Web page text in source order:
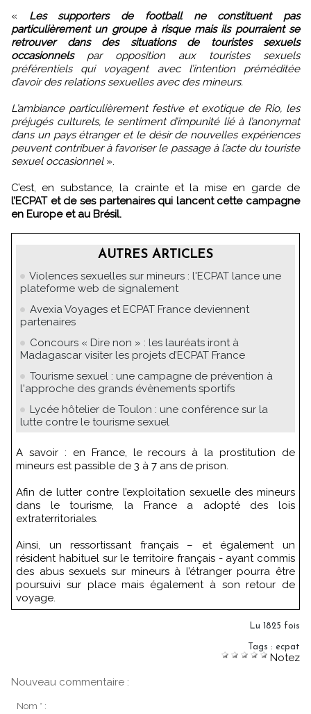
«
Les supporters de football ne constituent pas
particulièrement un groupe à risque mais ils pourraient se
retrouver dans des situations de touristes sexuels
occasionnelspar opposition aux touristes sexuels
préférentiels qui voyagent avec l’intention préméditée
d’avoir des relations sexuelles avec des mineurs.
L’ambiance particulièrement festive et exotique de Rio, les
préjugés culturels, le sentiment d’impunité lié à l’anonymat
dans un pays étranger et le désir de nouvelles expériences
peuvent contribuer à favoriser le passage à l’acte du touriste
sexuel occasionnel ».
C’est, en substance, la crainte et la mise en garde de
l’ECPAT et de ses partenaires qui lancent cette campagne
en Europe et au Brésil.
AUTRES ARTICLES
Violences sexuelles sur mineurs : l'ECPAT lance une
plateforme web de signalement
Avexia Voyages et ECPAT France deviennent
partenaires
Concours « Dire non » : les lauréats iront à
Madagascar visiter les projets d’ECPAT France
Tourisme sexuel : une campagne de prévention à
l'approche des grands évènements sportifs
Lycée hôtelier de Toulon : une conférence sur la
lutte contre le tourisme sexuel
A savoir : en France, le recours à la prostitution de
mineurs est passible de 3 à 7 ans de prison.
Afin de lutter contre l’exploitation sexuelle des mineurs
dans le tourisme, la France a adopté des lois
extraterritoriales.
Ainsi, un ressortissant français – et également un
résident habituel sur le territoire français - ayant commis
des abus sexuels sur mineurs à l’étranger pourra être
poursuivi sur place mais également à son retour de
voyage.
Lu 1825 fois
Tags : ecpat
Notez
Nouveau commentaire :
Nom * :